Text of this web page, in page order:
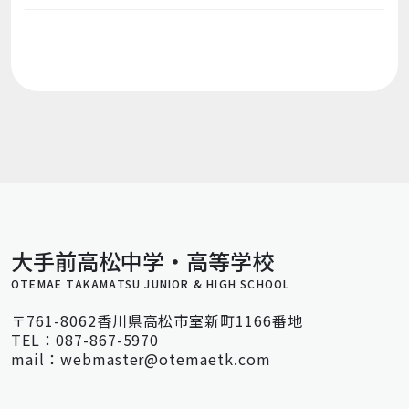
大手前高松中学・高等学校
OTEMAE TAKAMATSU JUNIOR & HIGH SCHOOL
〒761-8062香川県高松市室新町1166番地
TEL：087-867-5970
mail：webmaster@otemaetk.com